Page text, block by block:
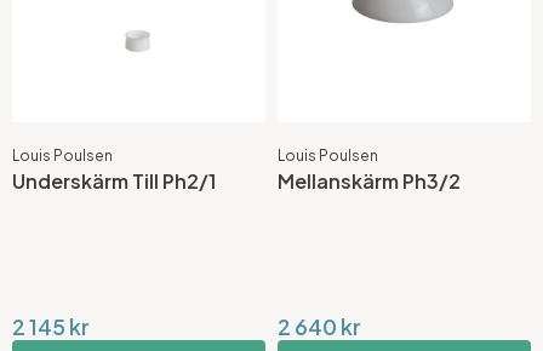
Louis Poulsen
Underskärm Till Ph2/1
2 145 kr
Louis Poulsen
Mellanskärm Ph3/2
2 640 kr